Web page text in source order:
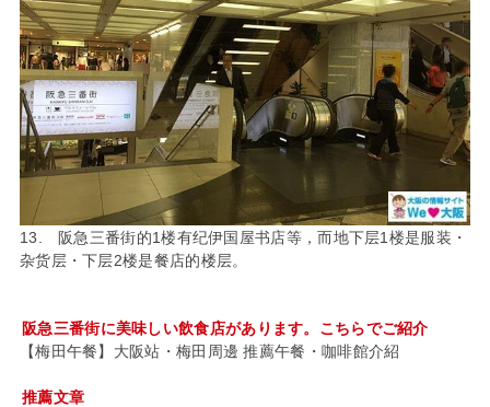
13. 阪急三番街的1楼有纪伊国屋书店等，而地下层1楼是服装・
杂货层・下层2楼是餐店的楼层。
阪急三番街に美味しい飲食店があります。こちらでご紹介
【梅田午餐】大阪站・梅田周邊 推薦午餐・咖啡館介紹
推薦文章